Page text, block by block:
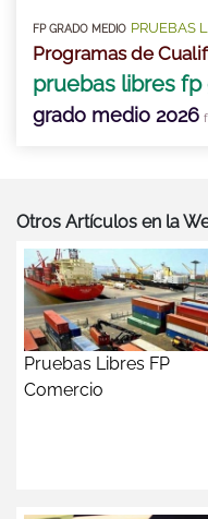
FP GRADO MEDIO PRUEBAS
Programas de
pruebas libres
grado medio 2026
Otros Artículos en la
Pruebas Libres FP
Comercio